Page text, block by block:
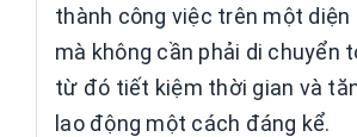
thành công việc trên một diện
mà không cần phải di chuyển
từ đó tiết kiệm thời gian và
lao động một cách đáng kể.